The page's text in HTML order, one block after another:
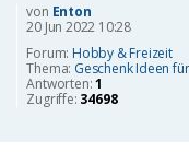
von Enton
20 Jun 2022 10:28
Forum: Hobby & Freizeit
Thema: Geschenk Ideen
Antworten:1
Zugriffe: 34698